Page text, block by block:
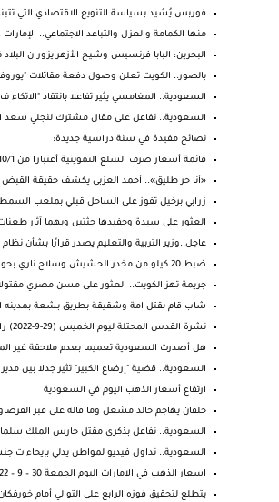
فوربس يُشيد بسياسة التنويع الاقتصادي التي
منها الكمامة والعزل والتباعد الاجتماعي.. الإمارات
البحرين: البابا فرنسيس وشيخ الأزهر يزوران
بالصور.. الكويت تعلن وصول دفعة مقاتلات
السعودية.. المغامسي يثير تفاعلا بانتقاد "الاتكاء
السعودية.. تفاعل على مقال مشترك لنجلي سعد
نصائح مفيدة في سنة دراسية جديدة:
قائمة أسعار صرف السلع التموينية أعتبارا من 2022/10/1
«أنا حر طليق».. أحمد العزبي يكشف حقيقة القبض
زرابي برخيل تفوز على الساحل قبلي بملعب
العثور على سيدة وحفيدها جثتين وبهما آثار
عاجل..وزير التربية والتعليم يصدر قرارًا بشأن نظام
ضبط 20 كيلو من مخدر الحشيش وسلاح ناري بحوزة عنصر إ...
جريمة تهز الكويت.. العثور على مسن مصري
شاب قام بقتل امة وشقيقة بطريق بشعة بمدينه
نشرة القدس المحتلة ليوم الخميس (29-9-2022) راسم أح...
هل أصدرت السعودية تعميما بعدم ملاحقة غير
السعودية.. قضية "إرضاع الكبير" تثير جدلا بين
ارتفاع أسعار الذهب اليوم في السعودية
خلفان يهاجم خالد مشعل وما قاله على قبر
السعودية.. تفاعل بذكرى مقتل حارس الملك
السعودية.. تداول فيديو لمواطن يدلي بإيحاءات
اسعار الذهب في الامارات اليوم الجمعة 30 – 9 – 2022...
يتطلع لتحقيق فوزه الرابع على التوالي أمام